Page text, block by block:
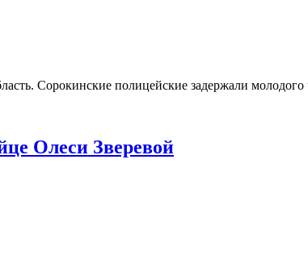
Сорокинские полицейские задержали молодого
Олеси Зверевой